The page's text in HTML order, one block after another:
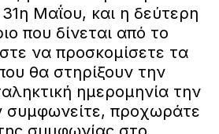
Μαΐου, και η δεύτερη
που δίνεται από το
να προσκομίσετε τα
θα στηρίξουν την
ημερομηνία την
συμφωνείτε, προχωράτε